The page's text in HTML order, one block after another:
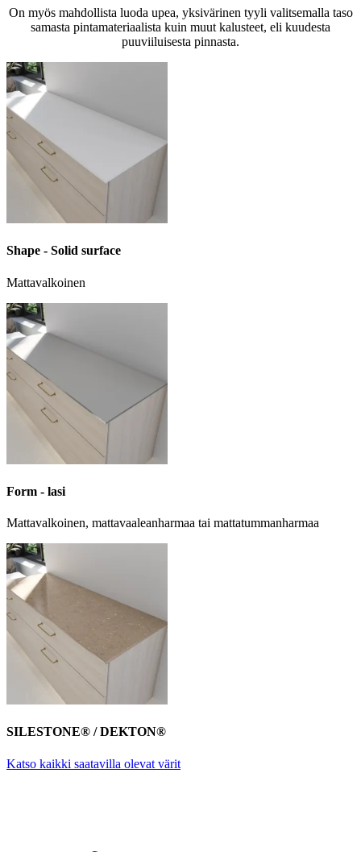
On myös mahdollista luoda upea, yksivärinen tyyli valitsemalla taso
samasta pintamateriaalista kuin muut kalusteet, eli kuudesta
puuviiluisesta pinnasta.
Shape - Solid surface
Mattavalkoinen
Form - lasi
Mattavalkoinen, mattavaaleanharmaa tai mattatummanharmaa
SILESTONE® / DEKTON®
Katso kaikki saatavilla olevat värit